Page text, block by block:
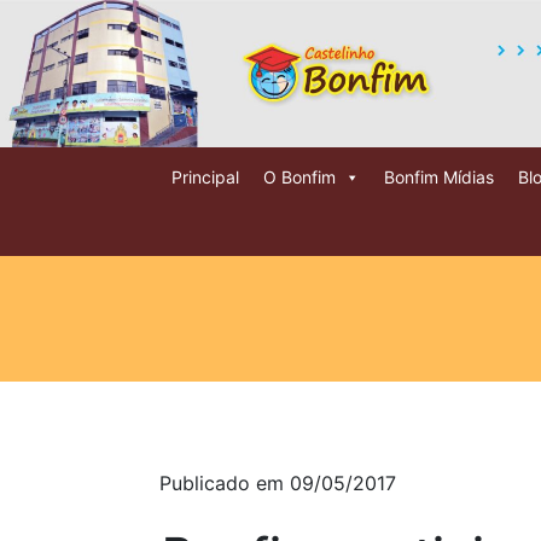
Principal O Bonfim Bonfim Mídias
Publicado em 09/05/2017